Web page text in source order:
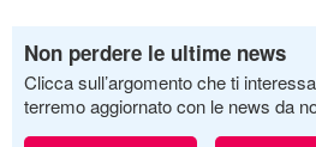
Non perdere le ultime news
Clicca sull’argomento che ti
terremo aggiornato con le news da